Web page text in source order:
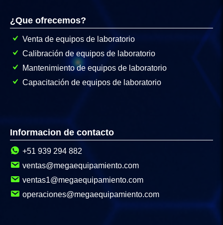
¿Que ofrecemos?
Venta de equipos de laboratorio
Calibración de equipos de laboratorio
Mantenimiento de equipos de laboratorio
Capacitación de equipos de laboratorio
Informacion de contacto
+51 939 294 882
ventas@megaequipamiento.com
ventas1@megaequipamiento.com
operaciones@megaequipamiento.com